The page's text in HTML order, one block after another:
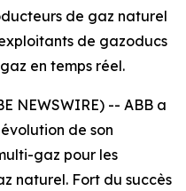
de gaz naturel
de gazoducs
en temps réel.
NEWSWIRE) -- ABB a
de son
gaz pour les
naturel. Fort du succès